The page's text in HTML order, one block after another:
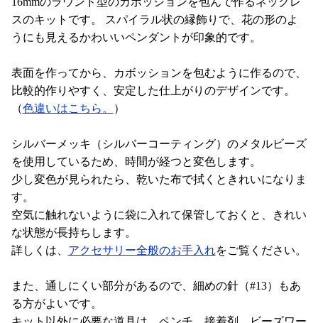
スのキットです。 スパイラル状の縁飾りで、花の形のよ
うにも見えるかわいいペンダントが印象的です。
表面を作ってから、カボッションを包むように作るので、
比較的作りやすく、安定した仕上がりのデザインです。
（色違いはこちら。 ）
シルバーメッキ（シルバーコーティング）のメタルビーズ
を使用しているため、時間が経つと変色します。
少し変色が見られたら、乾いた布で拭くときれいになりま
す。
空気に触れないように袋に入れて保管しておくと、きれい
な状態が長持ちします。
詳しくは、 アクセサリー全般のお手入れをご覧ください。
また、通しにくい部分があるので、細めの針（#13）もあ
る方がよいです。